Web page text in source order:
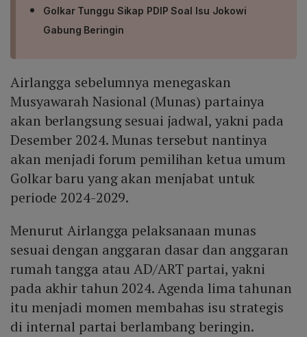
Golkar Tunggu Sikap PDIP Soal Isu Jokowi
Gabung Beringin
Airlangga sebelumnya menegaskan
Musyawarah Nasional (Munas) partainya
akan berlangsung sesuai jadwal, yakni pada
Desember 2024. Munas tersebut nantinya
akan menjadi forum pemilihan ketua umum
Golkar baru yang akan menjabat untuk
periode 2024-2029.
Menurut Airlangga pelaksanaan munas
sesuai dengan anggaran dasar dan anggaran
rumah tangga atau AD/ART partai, yakni
pada akhir tahun 2024. Agenda lima tahunan
itu menjadi momen membahas isu strategis
di internal partai berlambang beringin.